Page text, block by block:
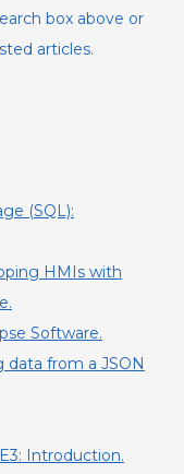
box above or
articles.
(SQL):
HMIs with
Software.
data from a JSON
Introduction.